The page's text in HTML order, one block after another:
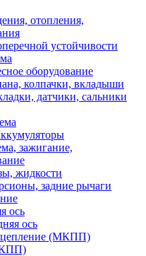
отопления,
устойчивости
оборудование
колпачки, вкладыши
датчики, сальники
зажигание,
жидкости
задние рычаги
ось
ось
(МКПП)